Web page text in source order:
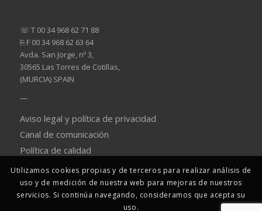
☏ T 00 34 968 62 71 88
⎘ F 00 34 968 62 63 64
Avda. San Jorge, nº 3,
30565 Las Torres de Cotillas,
(MURCIA) SPAIN
—
Aviso legal y política de privacidad
Canal de comunicación
Política de calidad
Utilizamos cookies propias y de terceros para realizar análisis de
uso y de medición de nuestra web para mejoras de nuestros
servicios. Si continúa navegando, consideramos que acepta su
uso.